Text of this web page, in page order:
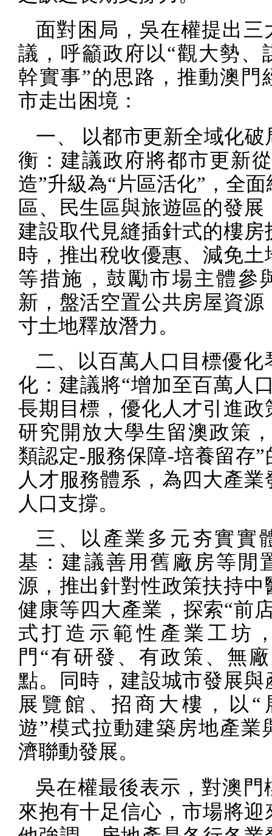
面對困局，吳在權提出三
議，呼籲政府以“觀大勢、
幹實事”的思路，推動澳門
市走出困境：
一、 以都市更新全域化破
衡：建議政府將都市更新
造”升級為“片區活化”，全
區、民生區與旅遊區的發展
建設取代見縫插針式的樓房
時，推出稅收優惠、減免土
等措施，鼓勵市場主體參
新，盤活空置公共房屋資源
寸土地釋放潛力。
二、以百萬人口目標優化
化：建議將“增加至百萬人
長期目標，優化人才引進政
研究開放大學生留澳政策
類認定-服務保障-培養留存”
人才服務體系，為四大產業
人口支撐。
三、以產業多元夯實實
基：建議善用舊廠房等閒
源，推出針對性政策扶持中
健康等四大產業，探索“前
式打造示範性產業工坊
門“有研發、有政策、無
點。同時，建設城市發展與
展覽館、招商大樓，以“
遊”模式拉動建築房地產業
濟聯動發展。
吳在權最後表示，對澳門
來抱有十足信心，市場將迎